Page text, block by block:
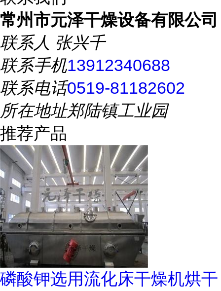
常州市元泽干燥设备有限公司
联系人 张兴千
联系手机13912340688
联系电话0519-81182602
所在地址郑陆镇工业园
推荐产品
磷酸钾选用流化床干燥机烘干